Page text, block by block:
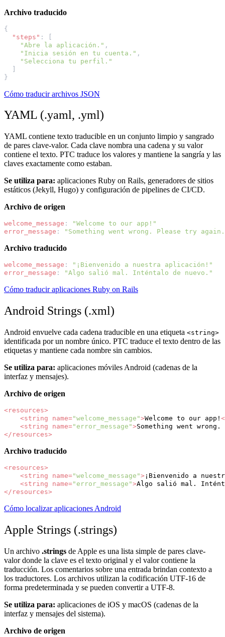
Archivo traducido
{
"steps" :
[
"Abre la aplicación." ,
"Inicia sesión en tu cuenta." ,
"Selecciona tu perfil."
]
}
Cómo traducir archivos JSON
YAML (.yaml, .yml)
YAML contiene texto traducible en un conjunto limpio y sangrado
de pares clave-valor. Cada clave nombra una cadena y su valor
contiene el texto. PTC traduce los valores y mantiene la sangría y las
claves exactamente como estaban.
Se utiliza para: aplicaciones Ruby on Rails, generadores de sitios
estáticos (Jekyll, Hugo) y configuración de pipelines de CI/CD.
Archivo de origen
welcome_message : "Welcome to our app!"
error_message : "Something went wrong. Please try
Archivo traducido
welcome_message : "¡Bienvenido a nuestra
aplicación!"
error_message : "Algo salió mal. Inténtalo de nuevo."
Cómo traducir aplicaciones Ruby on Rails
Android Strings (.xml)
Android envuelve cada cadena traducible en una etiqueta <string>
identificada por un nombre único. PTC traduce el texto dentro de las
etiquetas y mantiene cada nombre sin cambios.
Se utiliza para: aplicaciones móviles Android (cadenas de la
interfaz y mensajes).
Archivo de origen
<resources>
<string
name="welcome_message">Welcome to our app!
<string
name="error_message">Something went wrong.
</resources>
Archivo traducido
<resources>
<string
name="welcome_message"> ¡Bienvenido a
<string
name="error_message">Algo salió mal.
</resources>
Cómo localizar aplicaciones Android
Apple Strings (.strings)
Un archivo .strings de Apple es una lista simple de pares clave-
valor donde la clave es el texto original y el valor contiene la
traducción. Los comentarios sobre una entrada brindan contexto a
los traductores. Los archivos utilizan la codificación UTF-16 de
forma predeterminada y se pueden convertir a UTF-8.
Se utiliza para: aplicaciones de iOS y macOS (cadenas de la
interfaz y mensajes del sistema).
Archivo de origen